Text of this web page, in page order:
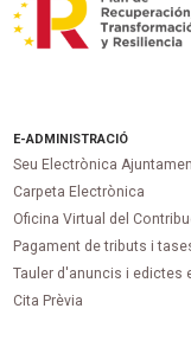
E-ADMINISTRACIÓ
Seu Electrònica
Carpeta Electrònica
Oficina Virtual del
Pagament de tributs i
Tauler d'anuncis i edictes
Cita Prèvia